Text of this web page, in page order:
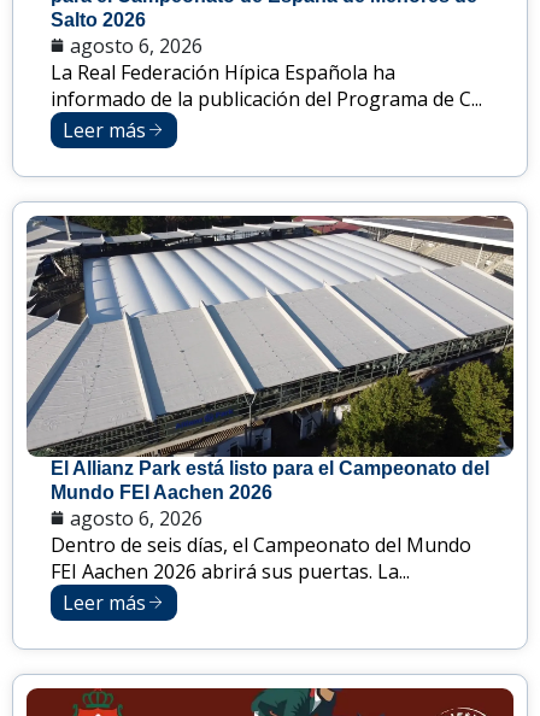
Salto 2026
agosto 6, 2026
La Real Federación Hípica Española ha
informado de la publicación del Programa de C...
Leer más
El Allianz Park está listo para el Campeonato del
Mundo FEI Aachen 2026
agosto 6, 2026
Dentro de seis días, el Campeonato del Mundo
FEI Aachen 2026 abrirá sus puertas. La...
Leer más